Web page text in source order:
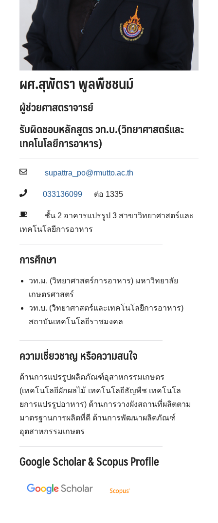
ผศ.สุพัตรา พูลพืชชนม์
ผู้ช่วยศาสตราจารย์
รับผิดชอบหลักสูตร วท.บ.(วิทยาศาสตร์และ
เทคโนโลยีการอาหาร)
supattra_po@rmutto.ac.th
033136099 ต่อ 1335
ชั้น 2 อาคารแปรรูป 3 สาขาวิทยาศาสตร์และ
เทคโนโลยีการอาหาร
การศึกษา
วท.ม. (วิทยาศาสตร์การอาหาร) มหาวิทยาลัย
เกษตรศาสตร์
วท.บ. (วิทยาศาสตร์และเทคโนโลยีการอาหาร)
สถาบันเทคโนโลยีราชมงคล
ความเชี่ยวชาญ หรือความสนใจ
ด้านการแปรรูปผลิตภัณฑ์อุสาหกรรมเกษตร
(เทคโนโลยีผักผลไม้ เทคโนโลยีธัญพืช เทคโนโล
ยการแปรรูปอาหาร) ด้านการวางผังสถานที่ผลิตตาม
มาตรฐานการผลิตที่ดี ด้านการพัฒนาผลิตภัณฑ์
อุตสาหกรรมเกษตร
Google Scholar & Scopus Profile